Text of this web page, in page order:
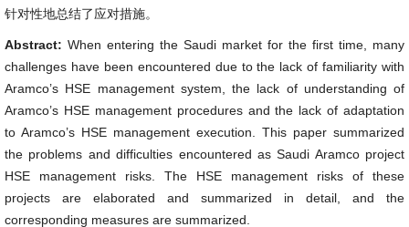
针对性地总结了应对措施。
Abstract: When entering the Saudi market for the first time, many
challenges have been encountered due to the lack of familiarity with
Aramco’s HSE management system, the lack of understanding of
Aramco’s HSE management procedures and the lack of adaptation
to Aramco’s HSE management execution. This paper summarized
the problems and difficulties encountered as Saudi Aramco project
HSE management risks. The HSE management risks of these
projects are elaborated and summarized in detail, and the
corresponding measures are summarized.